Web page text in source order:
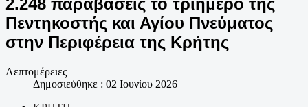
2.248 παραβάσεις το τριήμερο της
Πεντηκοστής και Αγίου Πνεύματος
στην Περιφέρεια της Κρήτης
Λεπτομέρειες
Δημοσιεύθηκε : 02 Ιουνίου 2026